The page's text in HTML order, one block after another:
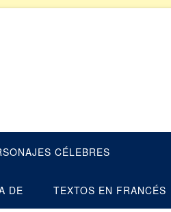
CÉLEBRES
DE TEXTOS EN FRANCÉS